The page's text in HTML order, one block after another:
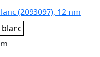
(2093097), 12mm